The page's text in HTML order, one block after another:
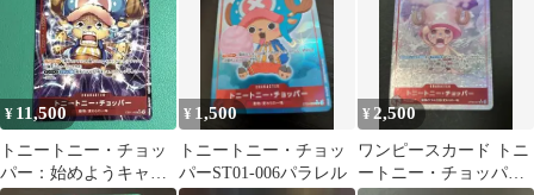
¥ 11,500
トニートニー・チョッ
パー：始めようキャン
¥ 1,500
トニートニー・チョッ
パーST01-006パラレル
¥ 2,500
ワンピースカード トニ
ートニー・チョッパー